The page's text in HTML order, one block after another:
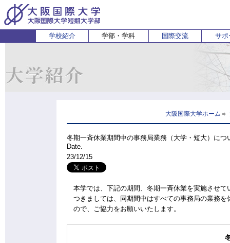
学校紹介 学部・学科
経営学科 国際
国際交流 サポ
卒業生
English
大阪国際大学ホーム
冬期一斉休業期間中の事務局業務（大学・短大）につ
Date.
23/12/15
本学では、下記の期間、冬期一斉休業を実施させて
つきましては、同期間中はすべての事務局の業務を
ので、ご協力をお願いいたします。